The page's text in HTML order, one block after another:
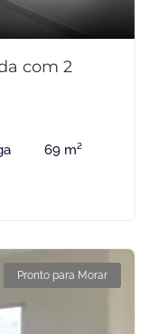
com 2
69 m²
Pronto para Morar